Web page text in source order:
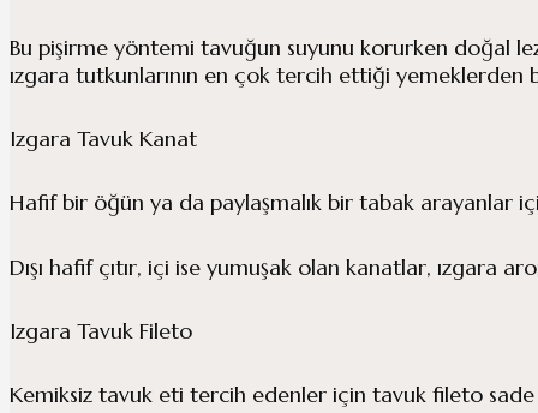
Bu pişirme yöntemi tavuğun suyunu korurken doğal
ızgara tutkunlarının en çok tercih ettiği
Izgara Tavuk Kanat
Hafif bir öğün ya da paylaşmalık bir tabak arayanlar
Dışı hafif çıtır, içi ise yumuşak olan kanatlar, ızgara
Izgara Tavuk Fileto
Kemiksiz tavuk eti tercih edenler için tavuk fileto